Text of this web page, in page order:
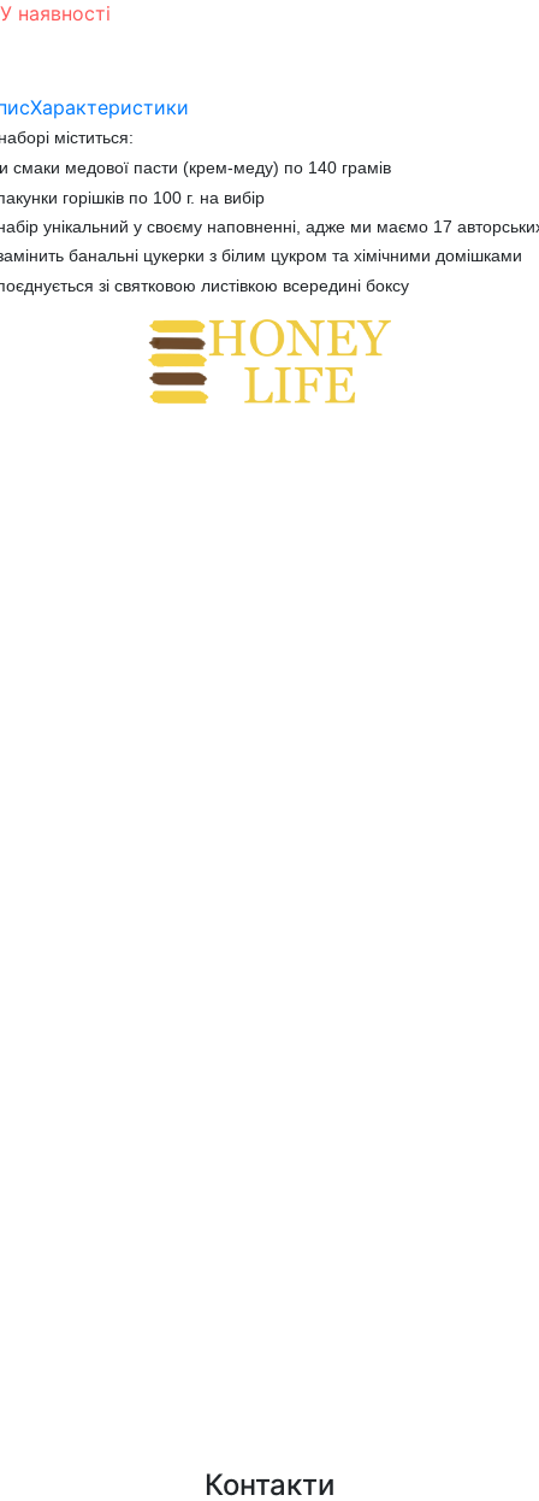
У наявності
Характеристики
міститься:
смаки медової пасти (крем-меду) по 140 грамів
горішків по 100 г. на вибір
унікальний у своєму наповненні, адже ми маємо 17
банальні цукерки з білим цукром та хімічними домішками
зі святковою листівкою всередині боксу
Контакти